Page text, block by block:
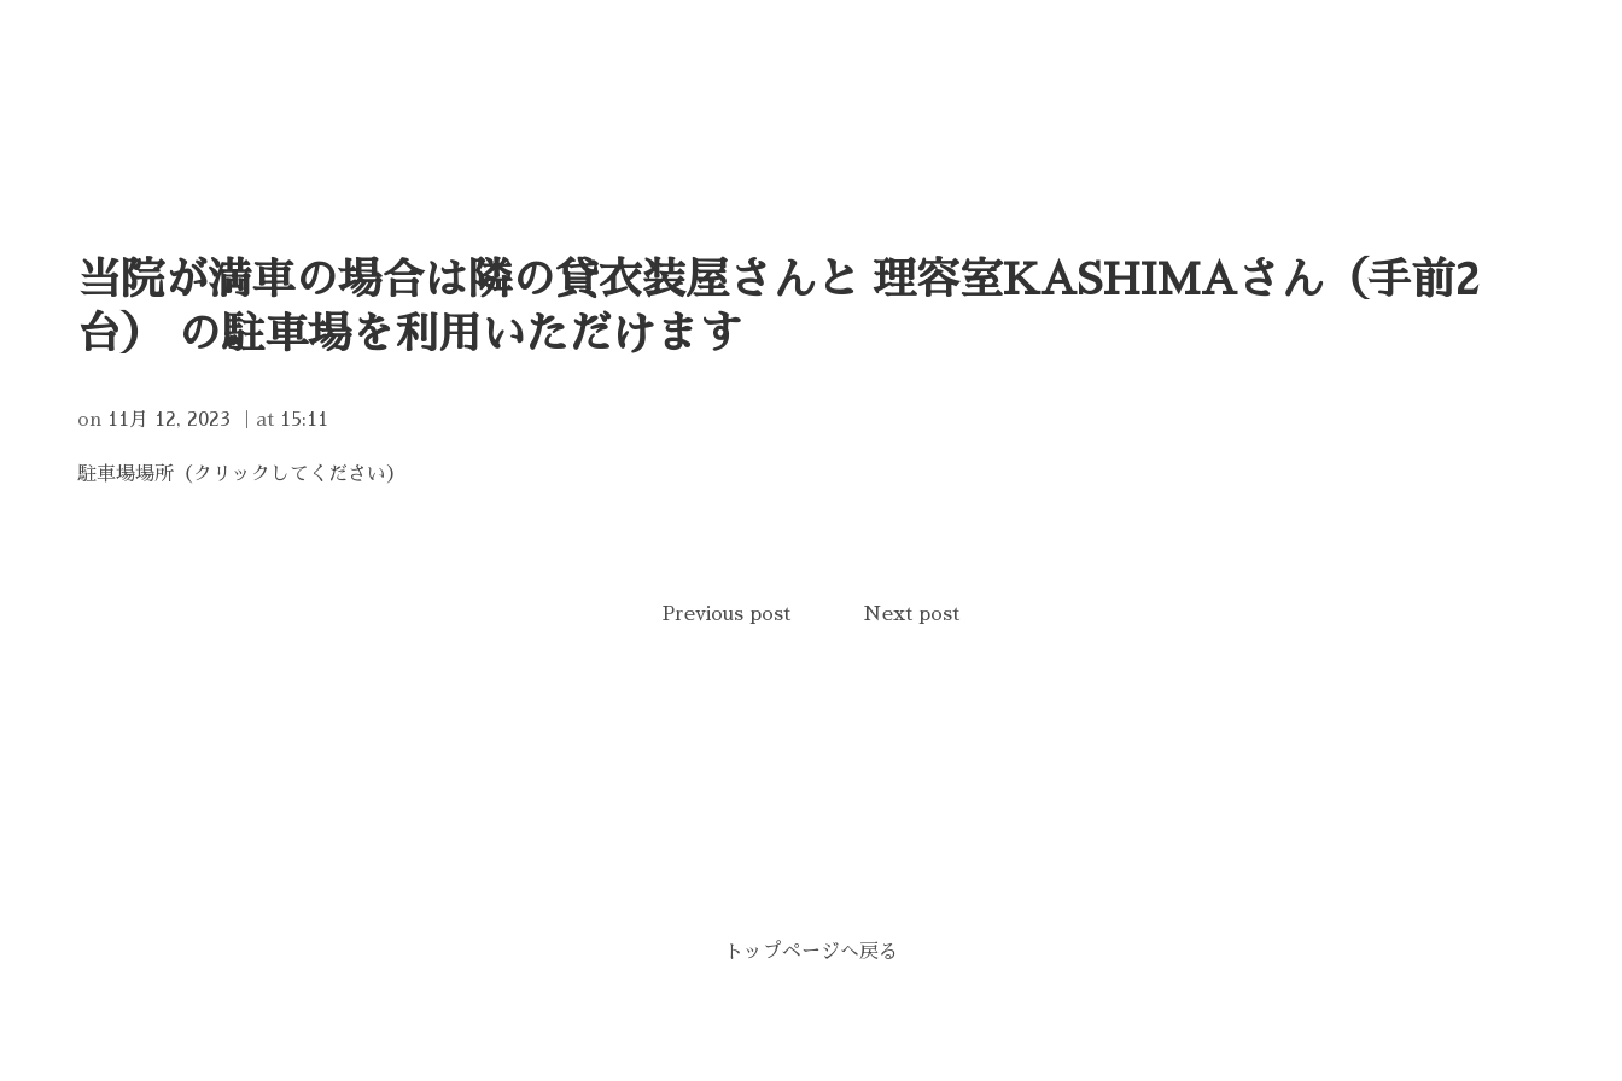
当院が満車の場合は隣の貸衣装屋さんと 理容室KASHIMAさん（手前2
台） の駐車場を利用いただけます
on 11月 12, 2023 at 15:11
駐車場場所（クリックしてください）
Previous post Next post
トップページへ戻る